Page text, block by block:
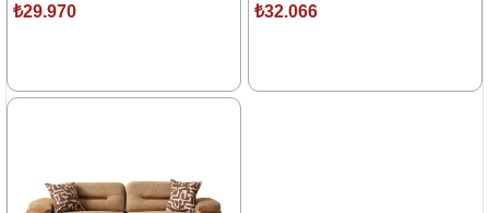
₺29.970 ₺32.066